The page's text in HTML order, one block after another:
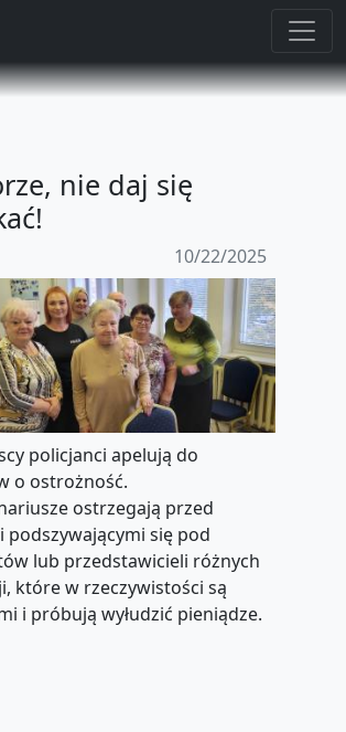
nie daj się
10/22/2025
policjanci apelują do
o ostrożność.
ostrzegają przed
podszywającymi się pod
lub przedstawicieli różnych
które w rzeczywistości są
i próbują wyłudzić pieniądze.